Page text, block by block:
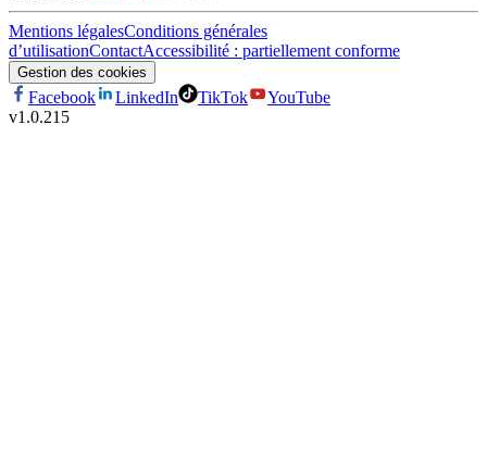
Mentions légalesConditions générales
d’utilisationContactAccessibilité : partiellement conforme
Gestion des cookies
Facebook LinkedIn TikTok
YouTube
v1.0.215